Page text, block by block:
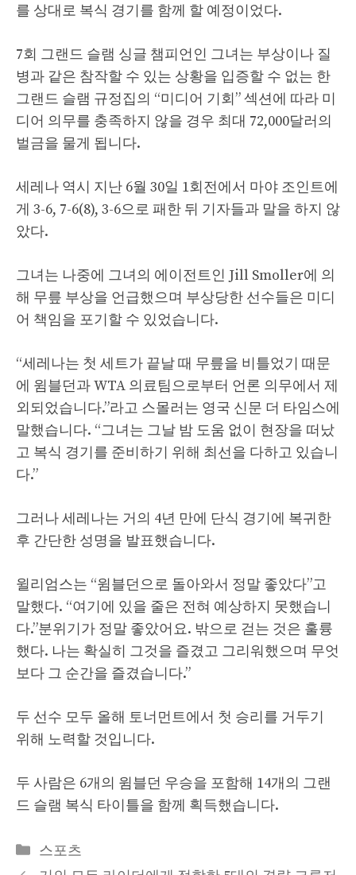
를 상대로 복식 경기를 함께 할 예정이었다.
7회 그랜드 슬램 싱글 챔피언인 그녀는 부상이나 질
병과 같은 참작할 수 있는 상황을 입증할 수 없는 한
그랜드 슬램 규정집의 “미디어 기회” 섹션에 따라 미
디어 의무를 충족하지 않을 경우 최대 72,000달러의
벌금을 물게 됩니다.
세레나 역시 지난 6월 30일 1회전에서 마야 조인트에
게 3-6, 7-6(8), 3-6으로 패한 뒤 기자들과 말을 하지 않
았다.
그녀는 나중에 그녀의 에이전트인 Jill Smoller에 의
해 무릎 부상을 언급했으며 부상당한 선수들은 미디
어 책임을 포기할 수 있었습니다.
“세레나는 첫 세트가 끝날 때 무릎을 비틀었기 때문
에 윔블던과 WTA 의료팀으로부터 언론 의무에서 제
외되었습니다.”라고 스몰러는 영국 신문 더 타임스에
말했습니다. “그녀는 그날 밤 도움 없이 현장을 떠났
고 복식 경기를 준비하기 위해 최선을 다하고 있습니
다.”
그러나 세레나는 거의 4년 만에 단식 경기에 복귀한
후 간단한 성명을 발표했습니다.
윌리엄스는 “윔블던으로 돌아와서 정말 좋았다”고
말했다. “여기에 있을 줄은 전혀 예상하지 못했습니
다.”분위기가 정말 좋았어요. 밖으로 걷는 것은 훌륭
했다. 나는 확실히 그것을 즐겼고 그리워했으며 무엇
보다 그 순간을 즐겼습니다.”
두 선수 모두 올해 토너먼트에서 첫 승리를 거두기
위해 노력할 것입니다.
두 사람은 6개의 윔블던 우승을 포함해 14개의 그랜
드 슬램 복식 타이틀을 함께 획득했습니다.
Categories
스포츠